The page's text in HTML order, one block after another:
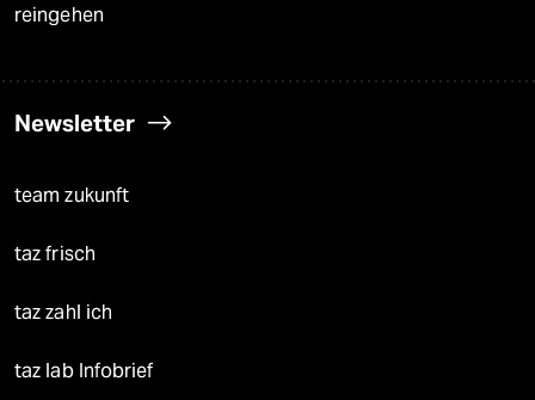
reingehen
Newsletter
team zukunft
taz frisch
taz zahl ich
taz lab Infobrief